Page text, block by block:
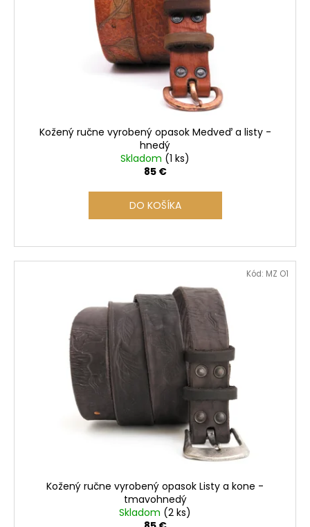
Kožený ručne vyrobený opasok Medveď a listy -
hnedý
Skladom (1 ks)
85 €
DO KOŠÍKA
Kožený ručne vyrobený opasok Listy a kone -
tmavohnedý
Skladom (2 ks)
Kód: MZ O1